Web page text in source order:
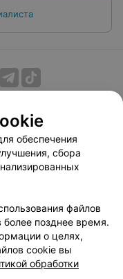
Способы оплаты
сервиса
relax.by
cookie
данных
обеспечения
сбора
файлов
более позднее время.
о целях,
cookie вы
обработки